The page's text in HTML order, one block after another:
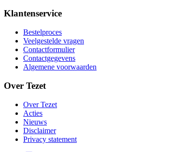
Klantenservice
Bestelproces
Veelgestelde vragen
Contactformulier
Contactgegevens
Algemene voorwaarden
Over Tezet
Over Tezet
Acties
Nieuws
Disclaimer
Privacy statement